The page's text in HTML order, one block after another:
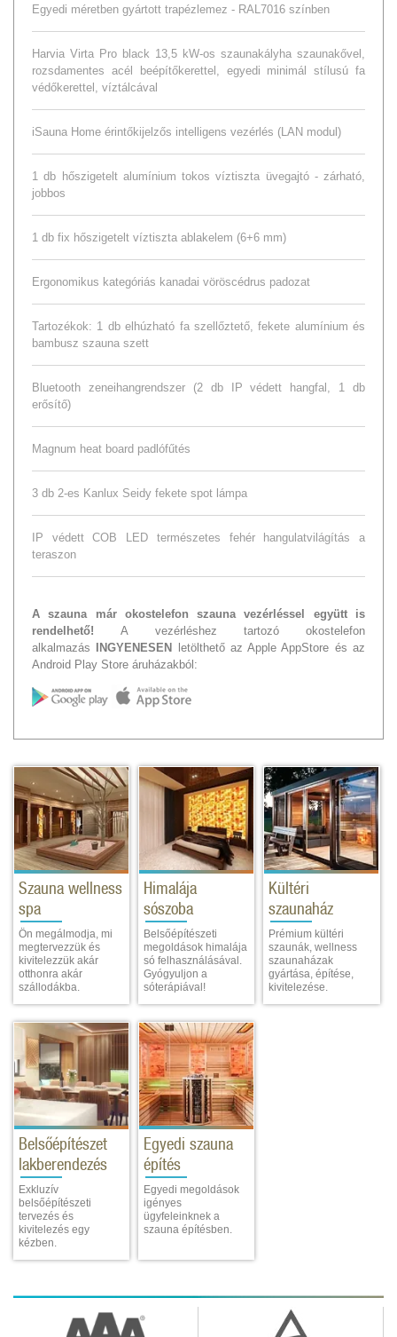
Egyedi méretben gyártott trapézlemez - RAL7016 színben
Harvia Virta Pro black 13,5 kW-os szaunakályha szaunakővel,
rozsdamentes acél beépítőkerettel, egyedi minimál stílusú fa
védőkerettel, víztálcával
iSauna Home érintőkijelzős intelligens vezérlés (LAN modul)
1 db hőszigetelt alumínium tokos víztiszta üvegajtó - zárható,
jobbos
1 db fix hőszigetelt víztiszta ablakelem (6+6 mm)
Ergonomikus kategóriás kanadai vöröscédrus padozat
Tartozékok: 1 db elhúzható fa szellőztető, fekete alumínium és
bambusz szauna szett
Bluetooth zeneihangrendszer (2 db IP védett hangfal, 1 db
erősítő)
Magnum heat board padlófűtés
3 db 2-es Kanlux Seidy fekete spot lámpa
IP védett COB LED természetes fehér hangulatvilágítás a
teraszon
A szauna már okostelefon szauna vezérléssel együtt is
rendelhető!A vezérléshez tartozó okostelefon
alkalmazás
INGYENESEN
letölthető az Apple AppStore és az
Android Play Store áruházakból:
Szauna wellness
spa
Ön megálmodja, mi
megtervezzük és
kivitelezzük akár
otthonra akár
szállodákba.
Himalája
sószoba
Belsőépítészeti
megoldások himalája
só felhasználásával.
Gyógyuljon a
sóterápiával!
Kültéri
szaunaház
Prémium kültéri
szaunák, wellness
szaunaházak
gyártása, építése,
kivitelezése.
Belsőépítészet
lakberendezés
Exkluzív
belsőépítészeti
tervezés és
kivitelezés egy
kézben.
Egyedi szauna
építés
Egyedi megoldások
igényes
ügyfeleinknek a
szauna építésben.